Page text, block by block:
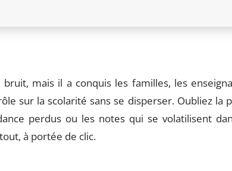
mais il a conquis les familles, les
sur la scolarité sans se disperser. Oubliez la
perdus ou les notes qui se volatilisent
à portée de clic.